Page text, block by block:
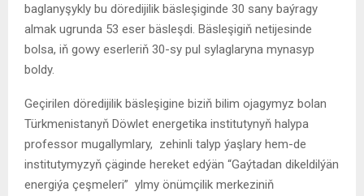
baglanyşykly bu döredijilik bäsleşiginde 30 sany baýragy
almak ugrunda 53 eser bäsleşdi. Bäsleşigiň netijesinde
bolsa, iň gowy eserleriň 30-sy pul sylaglaryna mynasyp
boldy.
Geçirilen döredijilik bäsleşigine biziň bilim ojagymyz bolan
Türkmenistanyň Döwlet energetika institutynyň halypa
professor mugallymlary, zehinli talyp ýaşlary hem-de
institutymyzyň çäginde hereket edýän “Gaýtadan dikeldilýän
energiýa çeşmeleri” ylmy önümçilik merkeziniň